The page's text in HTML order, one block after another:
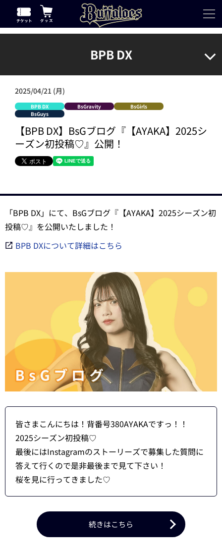
BPB DX
2025/04/21 (月)
BPB DX BsGravity
BsGirls
BsGuys
【BPB DX】BsGブログ『【AYAKA】2025シ
ーズン初投稿♡』公開！
「BPB DX」にて、BsGブログ『【AYAKA】2025シーズン初
投稿♡』を公開いたしました！
BPB DXについて詳細はこちら
皆さまこんにちは！背番号380AYAKAですっ！！
2025シーズン初投稿♡
最後にはInstagramのストーリーズで募集した質問に
答えて行くので是非最後まで見て下さい！
桜を見に行ってきました♡
続きはこちら